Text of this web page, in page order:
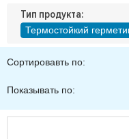
Тип продукта:
Термостойкий
Сортировавть по:
Показывать по: